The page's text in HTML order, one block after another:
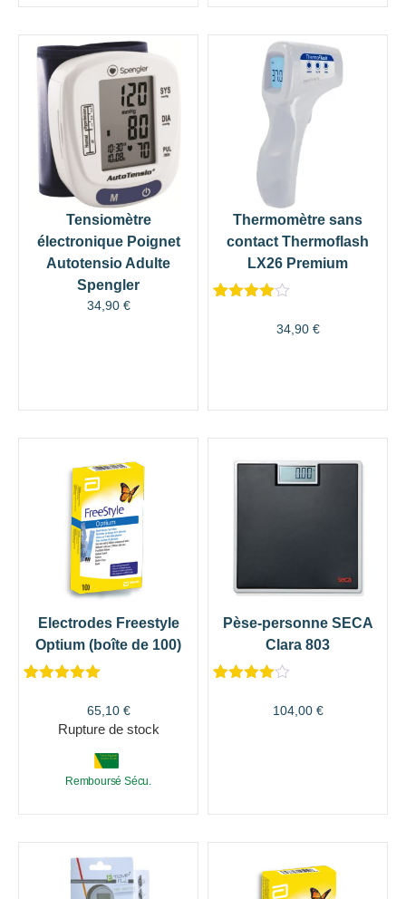
Tensiomètre
électronique Poignet
Autotensio Adulte
Spengler
34,90 €
Thermomètre sans
contact Thermoflash
LX26 Premium
34,90 €
Electrodes Freestyle
Optium (boîte de 100)
basé sur
notation
65,10 €
Rupture de stock
Remboursé Sécu.
Pèse-personne SECA
Clara 803
104,00 €